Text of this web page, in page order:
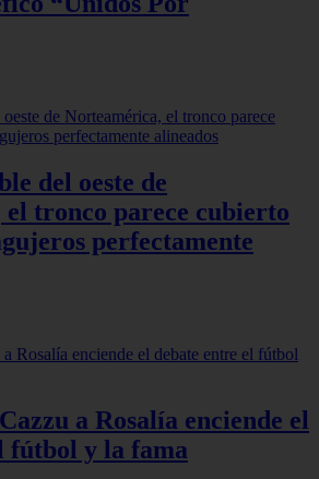
del oeste de
tronco parece cubierto
perfectamente
a Rosalía enciende el
fútbol y la fama